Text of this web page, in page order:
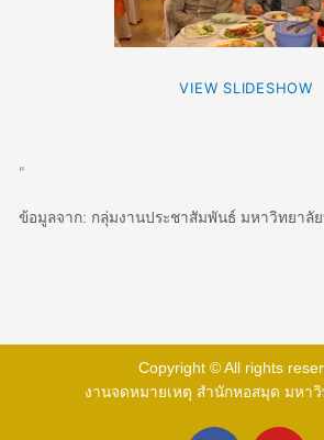
VIEW SLIDESHOW
"
ข้อมูลจาก: กลุ่มงานประชาสัมพันธ์ มหาวิทยาลั
Copyright © All rights
งานจดหมายเหตุ สำนักหอสมุด มหา